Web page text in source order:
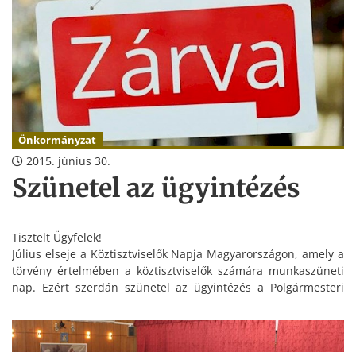
Önkormányzat
2015. június 30.
Szünetel az ügyintézés
Tisztelt Ügyfelek!
Július elseje a Köztisztviselők Napja Magyarországon, amely a
törvény értelmében a köztisztviselők számára munkaszüneti
nap. Ezért szerdán szünetel az ügyintézés a Polgármesteri
Kérjük szíves megértésüket!